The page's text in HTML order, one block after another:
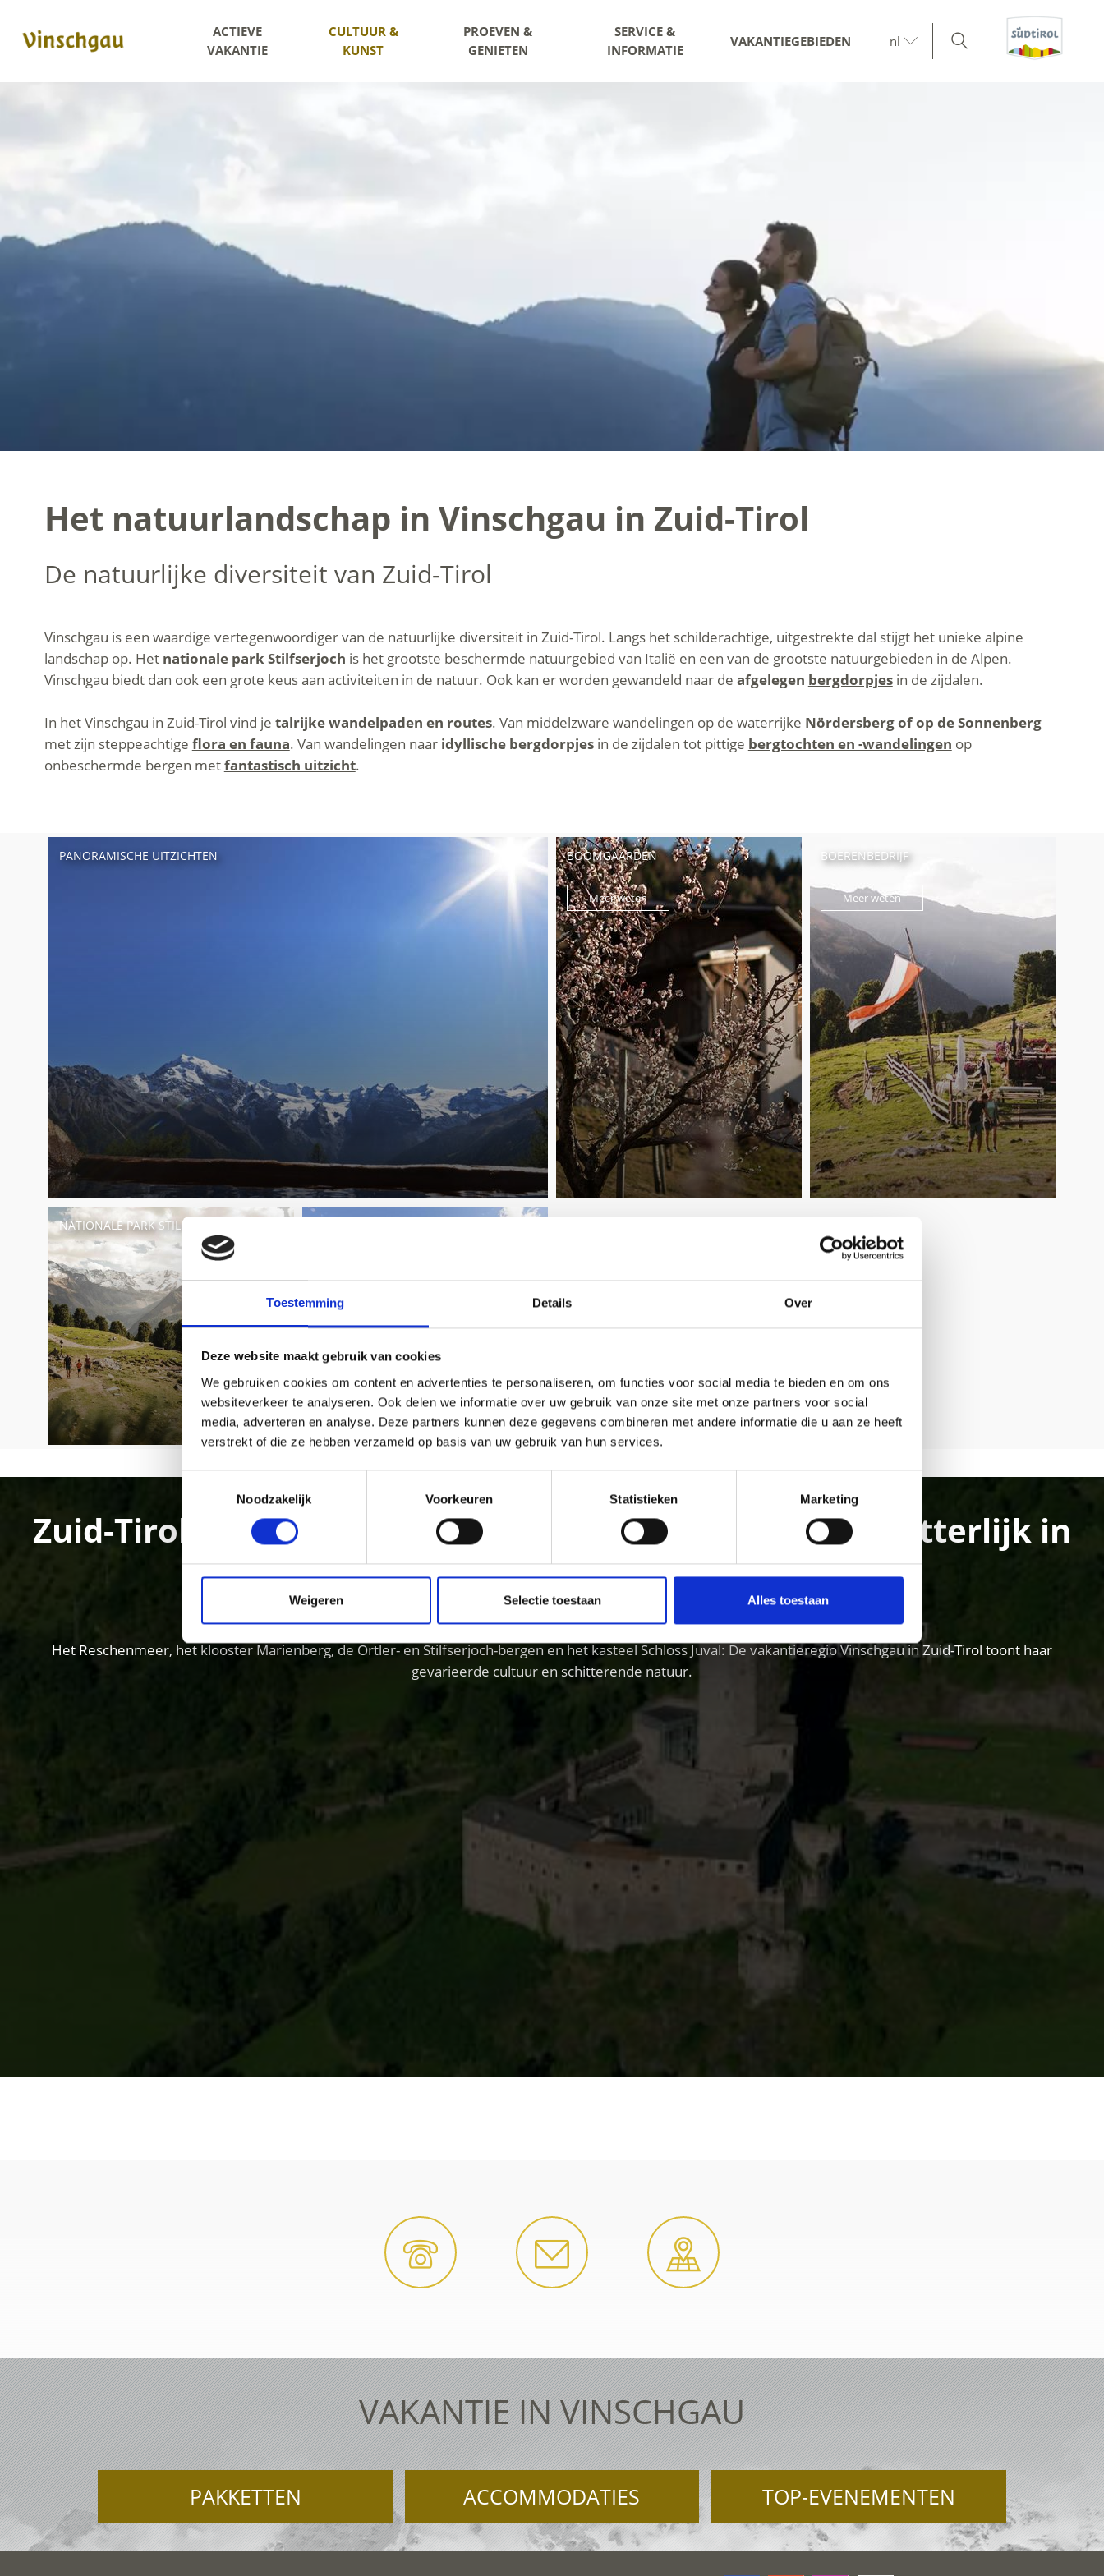
Toestemming Details Over
Deze website maakt gebruik van cookies
We gebruiken cookies om content en advertenties te personaliseren, om functies voor social media te bieden en om ons
websiteverkeer te analyseren. Ook delen we informatie over uw gebruik van onze site met onze partners voor social
media, adverteren en analyse. Deze partners kunnen deze gegevens combineren met andere informatie die u aan ze heeft
verstrekt of die ze hebben verzameld op basis van uw gebruik van hun services.
Toestemmingsselectie
Noodzakelijk
Voorkeuren Statistieken Marketing
Weigeren Selectie toestaan Alles toestaan
ACTIEVE
VAKANTIE
CULTUUR &
KUNST
PROEVEN &
GENIETEN
SERVICE &
INFORMATIE
VAKANTIEGEBIEDEN nl
Het natuurlandschap in Vinschgau in Zuid-Tirol
De natuurlijke diversiteit van Zuid-Tirol
Vinschgau is een waardige vertegenwoordiger van de natuurlijke diversiteit in Zuid-Tirol. Langs het schilderachtige, uitgestrekte dal stijgt het unieke alpine
landschap op. Het nationale park Stilfserjoch is het grootste beschermde natuurgebied van Italië en een van de grootste natuurgebieden in de Alpen.
Vinschgau biedt dan ook een grote keus aan activiteiten in de natuur. Ook kan er worden gewandeld naar de afgelegen bergdorpjesin de zijdalen.
In het Vinschgau in Zuid-Tirol vind je talrijke wandelpaden en routes. Van middelzware wandelingen op de waterrijke Nördersberg of op de Sonnenberg
met zijn steppeachtige flora en fauna. Van wandelingen naar idyllische bergdorpjes in de zijdalen tot pittige bergtochten en -wandelingen op
onbeschermde bergen metfantastisch uitzicht.
PANORAMISCHE UITZICHTEN BOOMGAARDEN
Meer weten
BOERENBEDRIJF
Meer weten
NATIONALE PARK STILFSERJOCH
Zuid-Tirol – beleef de hoogtepunten van Vinschgau – letterlijk in
vogelvlucht
Het Reschenmeer, het klooster Marienberg, de Ortler- en Stilfserjoch-bergen en het kasteel Schloss Juval: De vakantieregio Vinschgau in Zuid-Tirol toont haar
gevarieerde cultuur en schitterende natuur.
VAKANTIE IN VINSCHGAU
PAKKETTEN ACCOMMODATIES TOP-EVENEMENTEN